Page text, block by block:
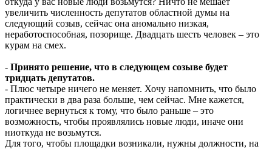
увеличить численность депутатов областной думы на
следующий созыв, сейчас она аномально низкая,
неработоспособная, позорище. Двадцать шесть человек – это
курам на смех.
- Принято решение, что в следующем созыве будет
тридцать депутатов.
- Плюс четыре ничего не меняет. Хочу напомнить, что было
практически в два раза больше, чем сейчас. Мне кажется,
логичнее вернуться к тому, что было раньше – это
возможность, чтобы проявлялись новые люди, иначе они
ниоткуда не возьмутся.
Для того, чтобы площадки возникали, нужны должности, на